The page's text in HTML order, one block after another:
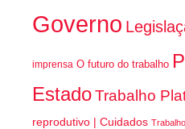
Governo
imprensa O futuro do trabalho
EstadoTrabalho
reprodutivo | Cuidados